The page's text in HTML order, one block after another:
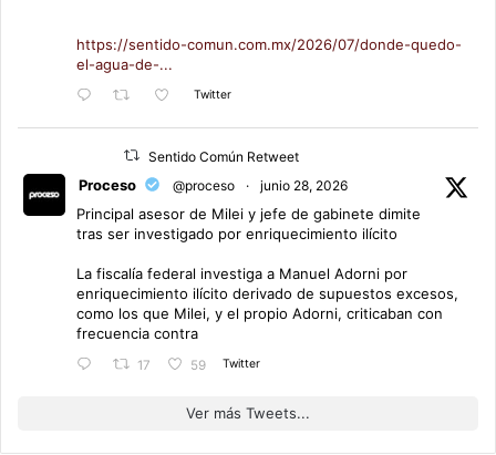
https://sentido-comun.com.mx/2026/07/donde-quedo-
el-agua-de-...
Twitter
Sentido Común Retweet
Proceso @proceso · junio 28, 2026
Principal asesor de Milei y jefe de gabinete dimite
tras ser investigado por enriquecimiento ilícito
La fiscalía federal investiga a Manuel Adorni por
enriquecimiento ilícito derivado de supuestos excesos,
como los que Milei, y el propio Adorni, criticaban con
frecuencia contra
17 59 Twitter
Ver más Tweets...